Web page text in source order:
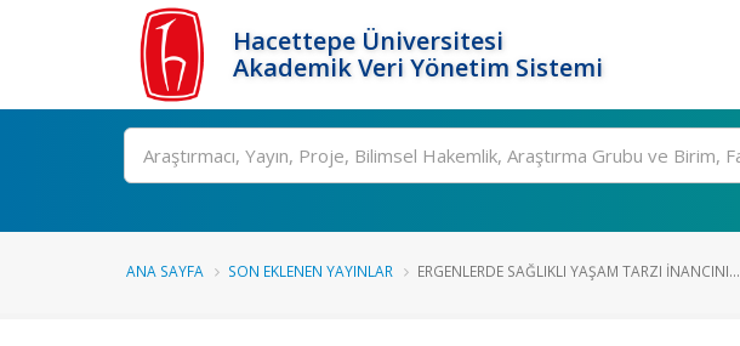
Hacettepe Üniversitesi
Akademik Veri Yönetim Sistemi
Ara
ANA SAYFA SON EKLENEN YAYINLAR ERGENLERDE SAĞLIKLI YAŞAM TARZI İNANCINI...